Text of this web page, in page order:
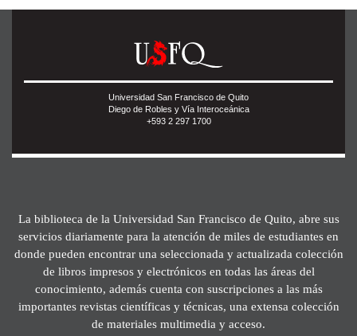
Universidad San Francisco de Quito
Diego de Robles y Vía Interoceánica
+593 2 297 1700
La biblioteca de la Universidad San Francisco de Quito, abre sus
servicios diariamente para la atención de miles de estudiantes en
donde pueden encontrar una seleccionada y actualizada colección
de libros impresos y electrónicos en todas las áreas del
conocimiento, además cuenta con suscripciones a las más
importantes revistas científicas y técnicas, una extensa colección
de materiales multimedia y acceso.